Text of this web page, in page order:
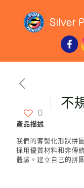
0
不
產品描述
我們的客製化形狀拼
採用優質材料和非傳
體驗。建立自己的拼